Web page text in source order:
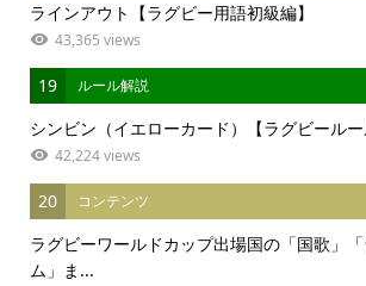
ラインアウト【ラグビー用語初級編】
43,365 views
19 ルール解説
シンビン（イエローカード）【ラグビールー
42,224 views
20 コンテンツ
ラグビーワールドカップ出場国の「国歌」
ム」ま...